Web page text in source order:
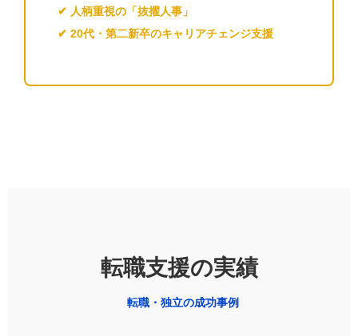
✔ 人柄重視の「抜擢人事」
✔ 20代・第二新卒のキャリアチェンジ支援
転職支援の実績
転職・独立の成功事例